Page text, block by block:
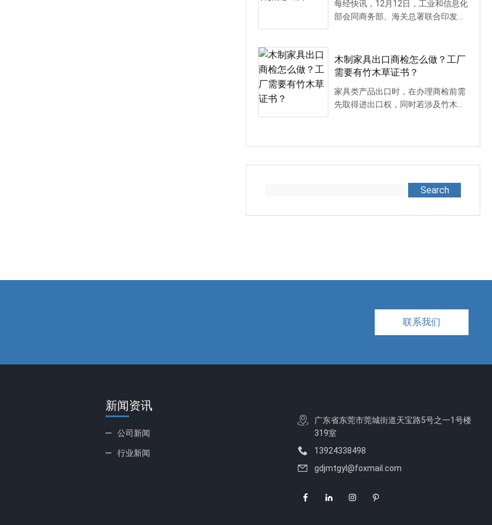
每经快讯，12月12日，工业和信息化
部会同商务部、海关总署联合印发
木制家具出口商检怎么做？工厂
需要有竹木草证书？
家具类产品出口时，在办理商检前需
先取得进出口权，同时若涉及竹木草
Search
联系我们
新闻资讯
公司新闻
行业新闻
广东省东莞市莞城街道天宝路5号之一1号楼
319室
13924338498
gdjmtgyl@foxmail.com